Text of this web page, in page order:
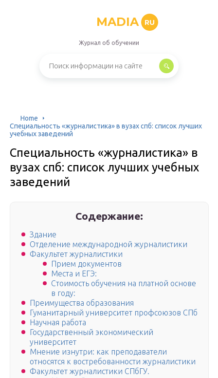
MADIA RU
Журнал об обучении
Home
Специальность «журналистика» в вузах спб: список лучших
учебных заведений
Специальность «журналистика» в
вузах спб: список лучших учебных
заведений
Содержание:
Здание
Отделение международной журналистики
Факультет журналистики
Прием документов
Места и ЕГЭ:
Стоимость обучения на платной основе
в году:
Преимущества образования
Гуманитарный университет профсоюзов СПб
Научная работа
Государственный экономический
университет
Мнение изнутри: как преподаватели
относятся к востребованности журналистики
Факультет журналистики СПбГУ.